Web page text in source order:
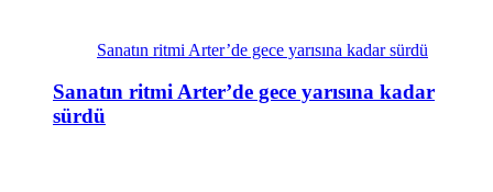
Sanatın ritmi Arter’de gece yarısına kadar sürdü
Sanatın ritmi Arter’de gece yarısına kadar
sürdü